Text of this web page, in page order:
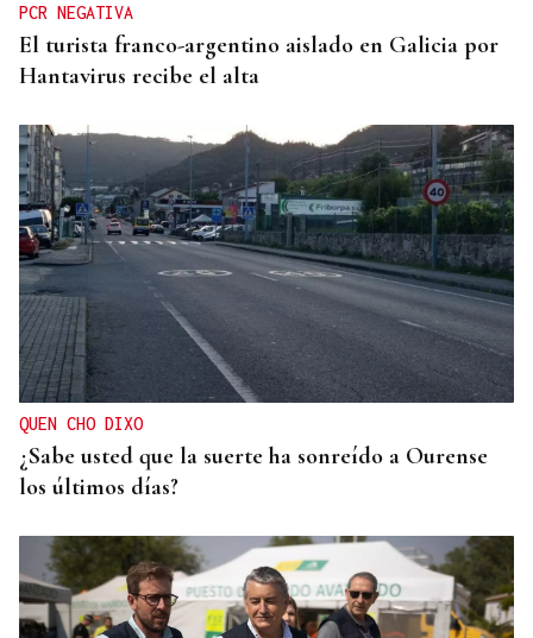
PCR NEGATIVA
El turista franco-argentino aislado en Galicia por
Hantavirus recibe el alta
QUEN CHO DIXO
¿Sabe usted que la suerte ha sonreído a Ourense
los últimos días?